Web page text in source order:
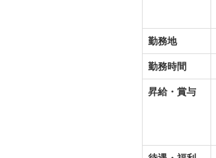
勤務地
勤務時間
昇給・賞与